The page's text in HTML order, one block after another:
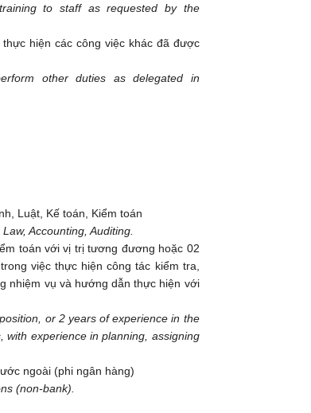
to staff as requested by the
hiện các công việc khác đã được
other duties as delegated in
Luật, Kế toán, Kiểm toán
Accounting, Auditing.
toán với vị trị tương đương hoặc 02
việc thực hiện công tác kiểm tra,
nhiệm vụ và hướng dẫn thực hiện với
or 2 years of experience in the
with experience in planning, assigning
ngoài (phi ngân hàng)
(non-bank).